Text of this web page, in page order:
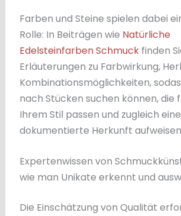
Farben und Steine spielen dabei
Rolle: In Beiträgen wie Natürliche
Edelsteinfarben Schmuckfinden
Erläuterungen zu Farbwirkung,
Kombinationsmöglichkeiten,
nach Stücken suchen können, die
Ihrem Stil passen und zugleich
dokumentierte Herkunft
Expertenwissen von
wie man Unikate erkennt und
Die Einschätzung von Qualität